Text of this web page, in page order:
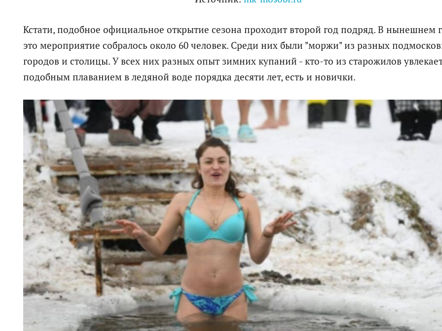
Кстати, подобное официальное открытие сезона проходит второй год подряд. В нынешнем
это мероприятие собралось около 60 человек. Среди них были "моржи" из разных
городов и столицы. У всех них разных опыт зимних купаний - кто-то из старожилов
подобным плаванием в ледяной воде порядка десяти лет, есть и новички.